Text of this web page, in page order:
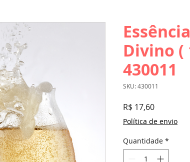
Divino (
430011
SKU: 430011
R$ 17,60Preço
Política de envio
Quantidade *